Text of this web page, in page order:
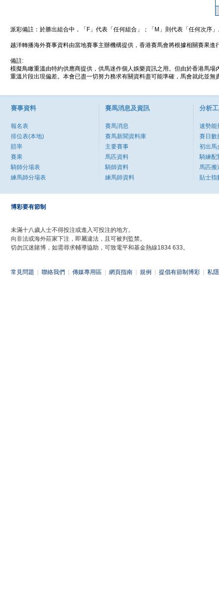
派彩備註：於勝出組合中，「F」代表「任何組合」；「M」則代表「任何次序
越洋轉播海外賽事資料由當地賽事主辦機構提供，香港賽馬會將根據相關賽果進
備註:
模擬鳥瞰重溫由特約供應商提供，供馬迷作個人娛樂資訊之用。但由於香港馬
重溫片段出現偏差。本會已盡一切努力務求有關資料盡可能準確，馬會就此並
賽事資料
報名表
排位表(本地)
賠率
賽果
騎師分場表
練馬師分場表
賽馬消息及資訊
賽馬消息
賽馬新聞資料庫
主要賽事
馬匹資料
騎師資料
練馬師資料
分析
速勢能
賽日數
初出馬
騎練配
馬匹搬
貼士指
博彩要有節制
未滿十八歲人士不得投注或進入可投注的地方。
向非法或海外莊家下注，即屬違法，且可被判監禁。
切勿沉迷賭博，如需尋求輔導協助，可致電平和基金熱線1834 633。
常見問題 聯絡我們 傳媒專用區 網頁指南 規例 提倡有節制博彩 私